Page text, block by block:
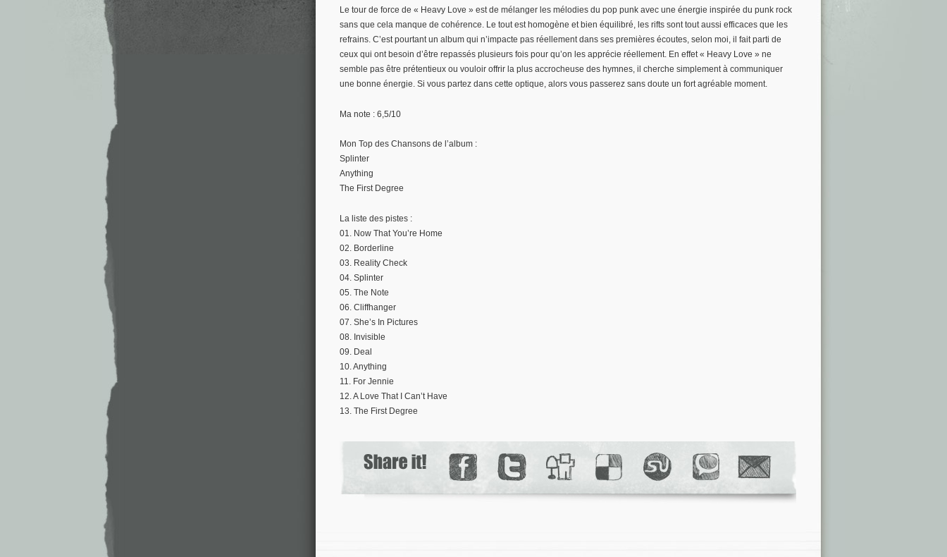
Le tour de force de « Heavy Love » est de mélanger les mélodies du pop punk avec une énergie inspirée du punk rock
sans que cela manque de cohérence. Le tout est homogène et bien équilibré, les rifts sont tout aussi efficaces que les
refrains. C’est pourtant un album qui n’impacte pas réellement dans ses premières écoutes, selon moi, il fait parti de
ceux qui ont besoin d’être repassés plusieurs fois pour qu’on les apprécie réellement. En effet « Heavy Love » ne
semble pas être prétentieux ou vouloir offrir la plus accrocheuse des hymnes, il cherche simplement à communiquer
une bonne énergie. Si vous partez dans cette optique, alors vous passerez sans doute un fort agréable moment.
Ma note : 6,5/10
Mon Top des Chansons de l’album :
Splinter
Anything
The First Degree
La liste des pistes :
01. Now That You’re Home
02. Borderline
03. Reality Check
04. Splinter
05. The Note
06. Cliffhanger
07. She’s In Pictures
08. Invisible
09. Deal
10. Anything
11. For Jennie
12. A Love That I Can’t Have
13. The First Degree